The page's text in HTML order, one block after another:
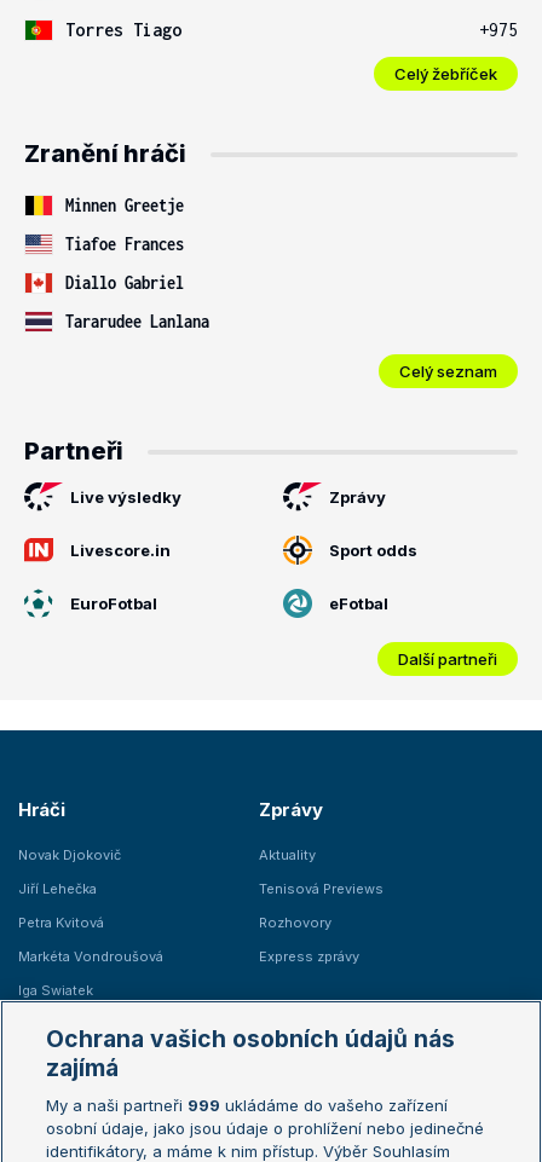
Torres Tiago
+975
Celý žebříček
Zranění hráči
Minnen Greetje
Tiafoe Frances
Diallo Gabriel
Tararudee Lanlana
Celý seznam
Partneři
Live výsledky Zprávy
Livescore.in Sport odds
EuroFotbal eFotbal
Další partneři
Hráči
Novak Djokovič
Jiří Lehečka
Petra Kvitová
Markéta Vondroušová
Iga Swiatek
Zprávy
Aktuality
Tenisová Previews
Rozhovory
Express zprávy
Žebříčky
Žebříček ATP (muži)
Žebříček WTA (ženy)
Australian Open
French Open
Ochrana vašich osobních údajů nás
zajímá
My a naši partneři 999 ukládáme do vašeho zařízení
osobní údaje, jako jsou údaje o prohlížení nebo jedinečné
identifikátory, a máme k nim přístup. Výběr Souhlasím